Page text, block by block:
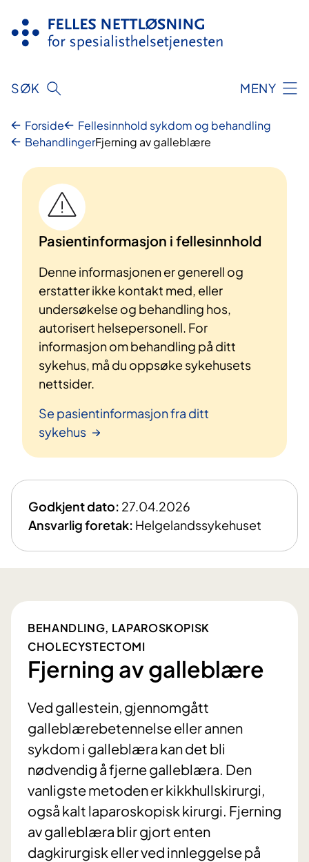
innhold
SØK MENY
Forside
Fellesinnhold sykdom og behandling
BehandlingerFjerning av galleblære
Pasientinformasjon i fellesinnhold
Denne informasjonen er generell og
erstatter ikke kontakt med, eller
undersøkelse og behandling hos,
autorisert helsepersonell. For
informasjon om behandling på ditt
sykehus, må du oppsøke sykehusets
nettsider.
Se pasientinformasjon fra ditt
sykehus
Godkjent dato: 27.04.2026
Ansvarlig foretak: Helgelandssykehuset
BEHANDLING, LAPAROSKOPISK
CHOLECYSTECTOMI
Fjerning av galleblære
Ved gallestein, gjennomgått
galleblærebetennelse eller annen
sykdom i galleblæra kan det bli
nødvendig å fjerne galleblæra. Den
vanligste metoden er kikkhullskirurgi,
også kalt laparoskopisk kirurgi. Fjerning
av galleblæra blir gjort enten
dagkirurgisk eller ved innleggelse på